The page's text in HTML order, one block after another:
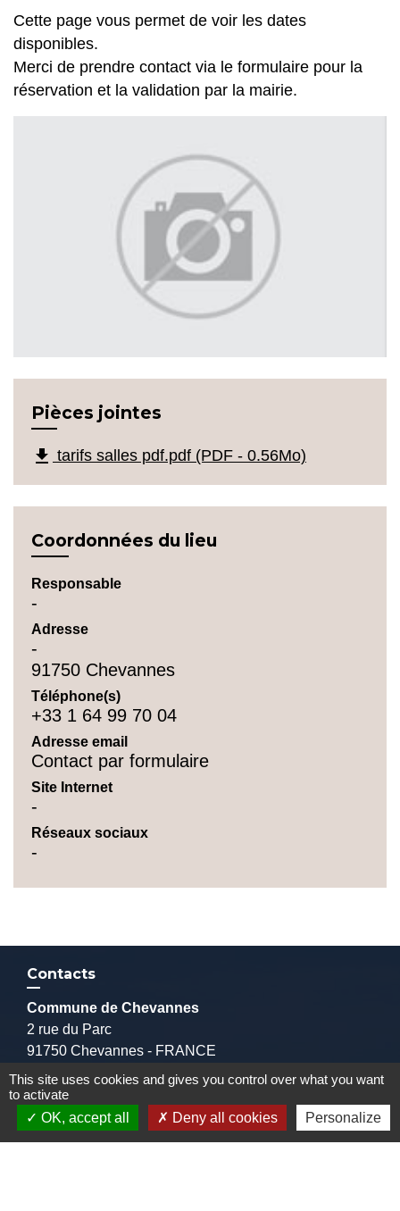
Cette page vous permet de voir les dates
disponibles.
Merci de prendre contact via le formulaire pour la
réservation et la validation par la mairie.
Pièces jointes
file_download tarifs salles pdf.pdf (PDF - 0.56Mo)
Coordonnées du lieu
Responsable
-
Adresse
-
91750 Chevannes
Téléphone(s)
+33 1 64 99 70 04
Adresse email
Contact par formulaire
Site Internet
-
Réseaux sociaux
-
Contacts
Commune de Chevannes
2 rue du Parc
91750 Chevannes - FRANCE
+33 1 64 99 70 04
Contact par formulaire
This site uses cookies and gives you control over what you want
to activate
OK, accept all
Deny all cookies Personalize